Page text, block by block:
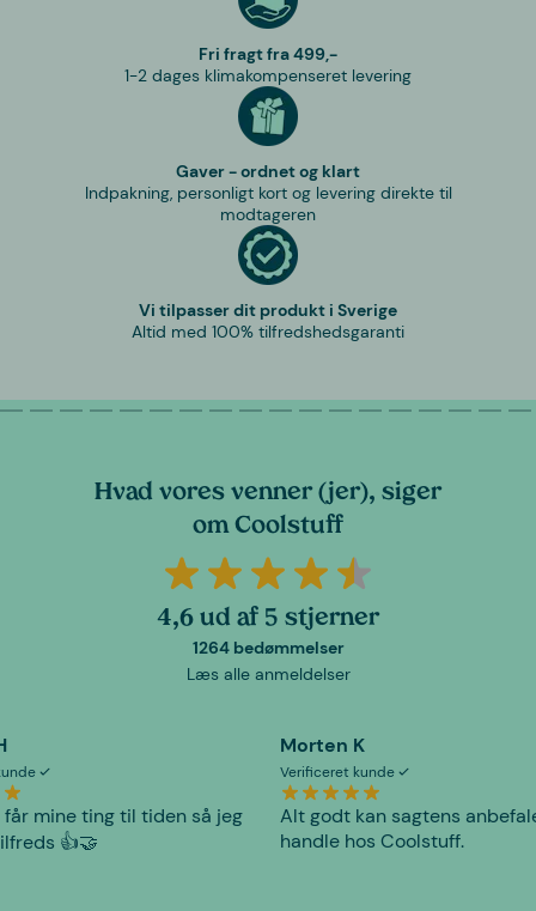
Fri fragt fra 499,-
1-2 dages klimakompenseret levering
Gaver - ordnet og klart
Indpakning, personligt kort og levering direkte til
modtageren
Vi tilpasser dit produkt i Sverige
Altid med 100% tilfredshedsgaranti
Hvad vores venner (jer), siger
om Coolstuff
4,6 ud af 5 stjerner
1264 bedømmelser
Læs alle anmeldelser
får mine ting til tiden så jeg
👍🤝
Morten K
Verificeret kunde
Alt godt kan sagtens
handle hos Coolstuff.